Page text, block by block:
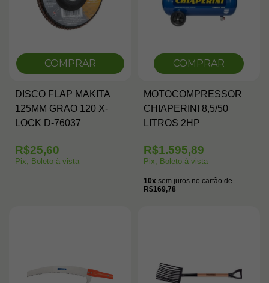
COMPRAR
DISCO FLAP MAKITA
125MM GRAO 120 X-
LOCK D-76037
R$25,60
Pix, Boleto à vista
COMPRAR
MOTOCOMPRESSOR
CHIAPERINI 8,5/50
LITROS 2HP
R$1.595,89
Pix, Boleto à vista
10x sem juros no cartão de
R$169,78